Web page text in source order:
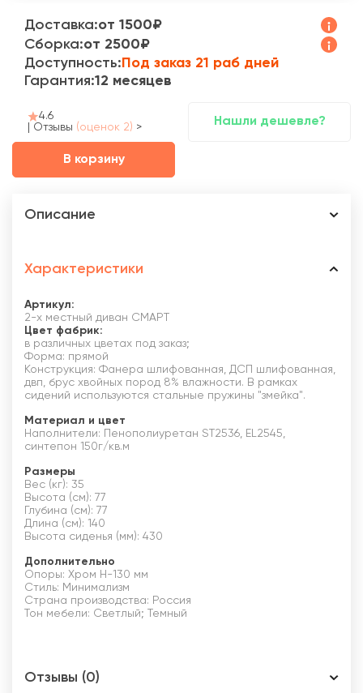
Доставка:от 1500₽
Сборка:от 2500₽
Доступность: Под заказ 21 раб дней
Гарантия:12 месяцев
4.6
Отзывы (оценок 2) > Нашли дешевле?
В корзину
Описание
Характеристики
Артикул:
2-х местный диван СМАРТ
Цвет фабрик:
в различных цветах под заказ;
Форма: прямой
Конструкция: Фанера шлифованная, ДСП шлифованная,
двп, брус хвойных пород 8% влажности. В рамках
сидений используются стальные пружины "змейка".
Материал и цвет
Наполнители: Пенополиуретан ST2536, EL2545,
синтепон 150г/кв.м
Размеры
Вес (кг): 35
Высота (см): 77
Глубина (см): 77
Длина (см): 140
Высота сиденья (мм): 430
Дополнительно
Опоры: Хром Н-130 мм
Стиль: Минимализм
Страна производства: Россия
Тон мебели: Светлый; Темный
Отзывы (0)